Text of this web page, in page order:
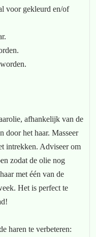
voor gekleurd en/of
afhankelijk van de
door het haar. Masseer
intrekken. Adviseer om
zodat de olie nog
met één van de
Het is perfect te
haren te verbeteren: